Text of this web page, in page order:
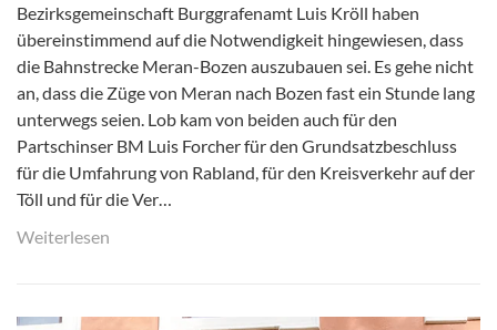
Bezirksgemeinschaft Burggrafenamt Luis Kröll haben
übereinstimmend auf die Notwendigkeit hingewiesen, dass
die Bahnstrecke Meran-Bozen auszubauen sei. Es gehe nicht
an, dass die Züge von Meran nach Bozen fast ein Stunde lang
unterwegs seien. Lob kam von beiden auch für den
Partschinser BM Luis Forcher für den Grundsatzbeschluss
für die Umfahrung von Rabland, für den Kreisverkehr auf der
Töll und für die Ver…
Weiterlesen